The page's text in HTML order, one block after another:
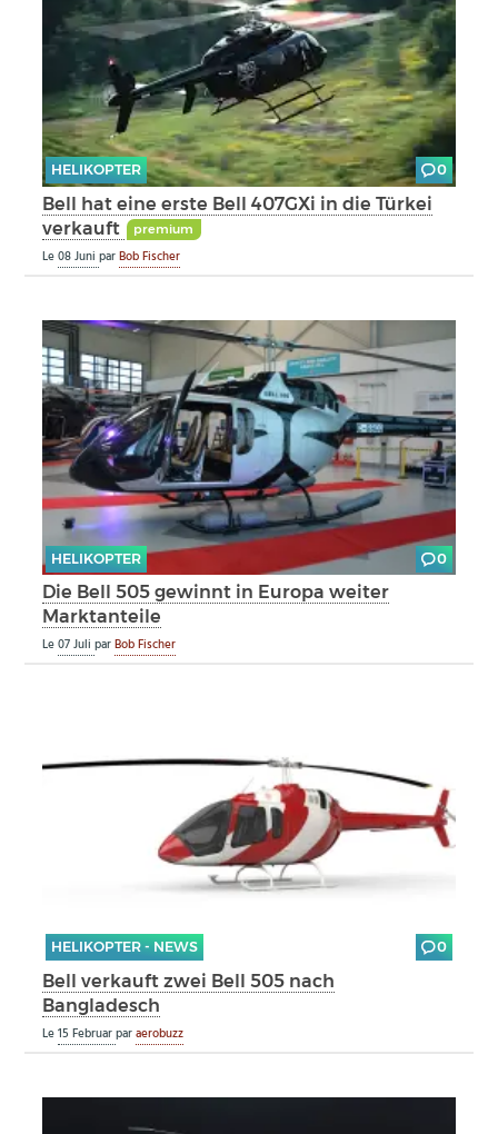
HELIKOPTER 0
Bell hat eine erste Bell 407GXi in die Türkei
verkauft
premium
Le08 JuniparBob Fischer
HELIKOPTER 0
Die Bell 505 gewinnt in Europa weiter
Marktanteile
Le07 JuliparBob Fischer
HELIKOPTER - NEWS 0
Bell verkauft zwei Bell 505 nach
Bangladesch
Le15 Februarparaerobuzz